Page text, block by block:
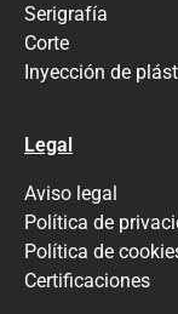
Serigrafía
Corte
Inyección de
Legal
Aviso legal
Política de
Política de
Certificaciones